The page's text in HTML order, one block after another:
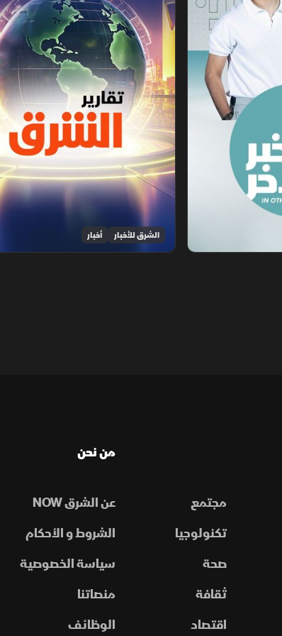
الشرق للأخبار أخبار
مجتمع
تكنولوجيا
صحة
ثقافة
اقتصاد
من نحن
عن الشرق NOW
الشروط و الأحكام
سياسة الخصوصية
منصاتنا
الوظائف